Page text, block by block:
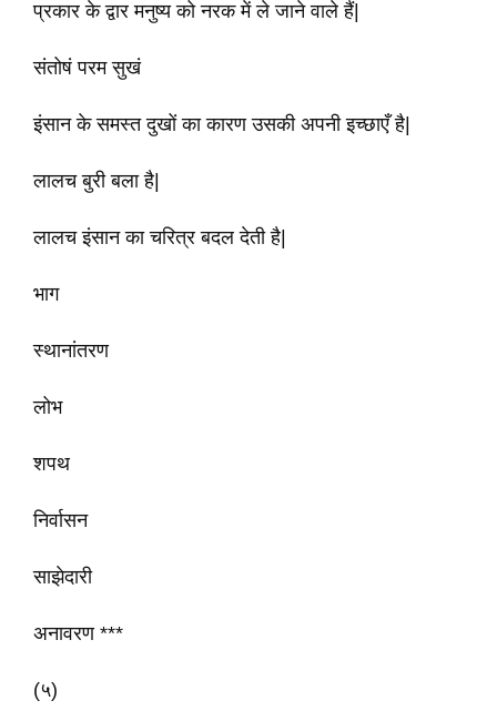
प्रकार के द्वार मनुष्य को नरक में ले जाने वाले हैं
संतोषं परम सुखं
इंसान के समस्त दुखों का कारण उसकी अपनी इच्छाएँ है
लालच बुरी बला है
लालच इंसान का चरित्र बदल देती है
भाग
स्थानांतरण
लोभ
शपथ
निर्वासन
साझेदारी
अनावरण ***
(५)